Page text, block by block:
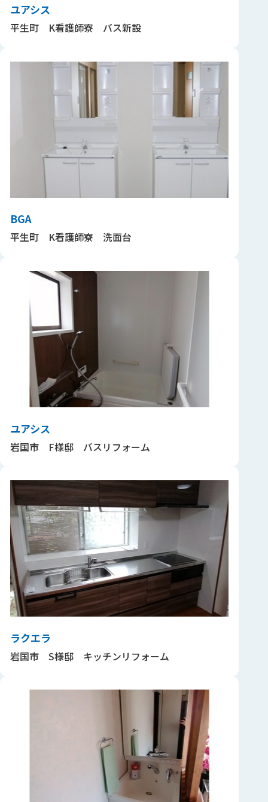
ユアシス
平生町 K看護師寮 バス新設
BGA
平生町 K看護師寮 洗面台
ユアシス
岩国市 F様邸 バスリフォーム
ラクエラ
岩国市 S様邸 キッチンリフォーム